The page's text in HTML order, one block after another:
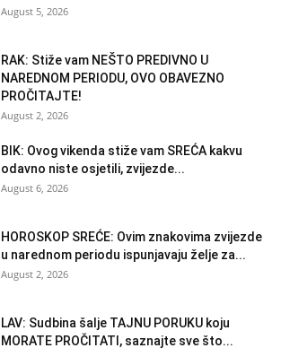
August 5, 2026
RAK: Stiže vam NEŠTO PREDIVNO U
NAREDNOM PERIODU, OVO OBAVEZNO
PROČITAJTE!
August 2, 2026
BIK: Ovog vikenda stiže vam SREĆA kakvu
odavno niste osjetili, zvijezde...
August 6, 2026
HOROSKOP SREĆE: Ovim znakovima zvijezde
u narednom periodu ispunjavaju želje za...
August 2, 2026
LAV: Sudbina šalje TAJNU PORUKU koju
MORATE PROČITATI, saznajte sve što...